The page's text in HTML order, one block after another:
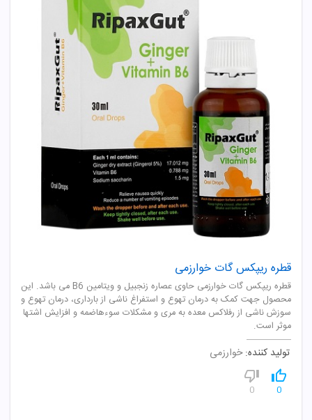
قطره ریپکس گات خوارزمی
قطره ریپکس گات خوارزمی حاوی عصاره زنجبیل و ویتامین B6 می باشد. این
محصول جهت کمک به درمان تهوع و استفراغ ناشی از بارداری، درمان تهوع و
سوزش ناشی از رفلاکس معده به مری و مشکلات سوءهاضمه و افزایش اشتها
موثر است.
تولید کننده: خوارزمی
0
0